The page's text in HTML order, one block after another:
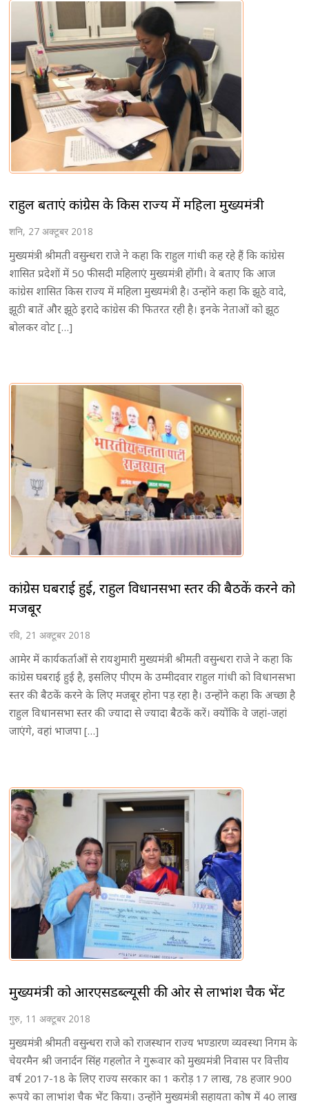
राहुल बताएं कांग्रेस के किस राज्य में महिला मुख्यमंत्री
शनि, 27 अक्टूबर 2018
मुख्यमंत्री श्रीमती वसुन्धरा राजे ने कहा कि राहुल गांधी कह रहे हैं कि कांग्रेस
शासित प्रदेशों में 50 फीसदी महिलाएं मुख्यमंत्री होंगी। वे बताए कि आज
कांग्रेस शासित किस राज्य में महिला मुख्यमंत्री है। उन्होंने कहा कि झूठे वादे,
झूठी बातें और झूठे इरादे कांग्रेस की फितरत रही है। इनके नेताओं को झूठ
बोलकर वोट […]
कांग्रेस घबराई हुई, राहुल विधानसभा स्तर की बैठकें करने को
मजबूर
रवि, 21 अक्टूबर 2018
आमेर में कार्यकर्ताओं से रायशुमारी मुख्यमंत्री श्रीमती वसुन्धरा राजे ने कहा कि
कांग्रेस घबराई हुई है, इसलिए पीएम के उम्मीदवार राहुल गांधी को विधानसभा
स्तर की बैठकें करने के लिए मजबूर होना पड़ रहा है। उन्होंने कहा कि अच्छा है
राहुल विधानसभा स्तर की ज्यादा से ज्यादा बैठकें करें। क्योंकि वे जहां-जहां
जाएंगे, वहां भाजपा […]
मुख्यमंत्री को आरएसडब्ल्यूसी की ओर से लाभांश चैक भेंट
गुरु, 11 अक्टूबर 2018
मुख्यमंत्री श्रीमती वसुन्धरा राजे को राजस्थान राज्य भण्डारण व्यवस्था निगम के
चेयरमैन श्री जनार्दन सिंह गहलोत ने गुरूवार को मुख्यमंत्री निवास पर वित्तीय
वर्ष 2017-18 के लिए राज्य सरकार का 1 करोड़ 17 लाख, 78 हजार 900
रूपये का लाभांश चैक भेंट किया। उन्होंने मुख्यमंत्री सहायता कोष में 40 लाख